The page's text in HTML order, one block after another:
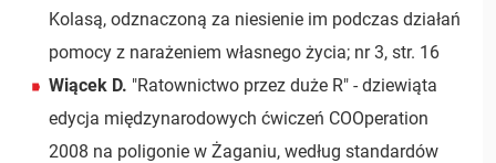
Kolasą, odznaczoną za niesienie im podczas działań
pomocy z narażeniem własnego życia; nr 3, str. 16
Wiącek D. "Ratownictwo przez duże R" - dziewiąta
edycja międzynarodowych ćwiczeń COOperation
2008 na poligonie w Żaganiu, według standardów